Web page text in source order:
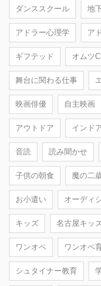
ダンススクール 地
アドラー心理学 ア
ギフテッド オムツ
舞台に関わる仕事
映画俳優 自主映画
アウトドア インド
音読 読み聞かせ
子供の朝食 魔の二
お小遣い オーディ
キッズ 名古屋キッ
ワンオペ ワンオペ
シュタイナー教育